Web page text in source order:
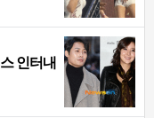
인터내